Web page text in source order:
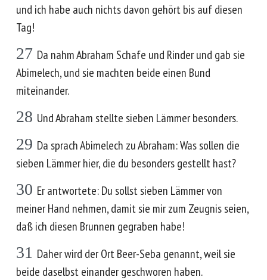
und ich habe auch nichts davon gehört bis auf diesen
Tag!
27 Da nahm Abraham Schafe und Rinder und gab sie
Abimelech, und sie machten beide einen Bund
miteinander.
28 Und Abraham stellte sieben Lämmer besonders.
29 Da sprach Abimelech zu Abraham: Was sollen die
sieben Lämmer hier, die du besonders gestellt hast?
30 Er antwortete: Du sollst sieben Lämmer von
meiner Hand nehmen, damit sie mir zum Zeugnis seien,
daß ich diesen Brunnen gegraben habe!
31 Daher wird der Ort Beer-Seba genannt, weil sie
beide daselbst einander geschworen haben.